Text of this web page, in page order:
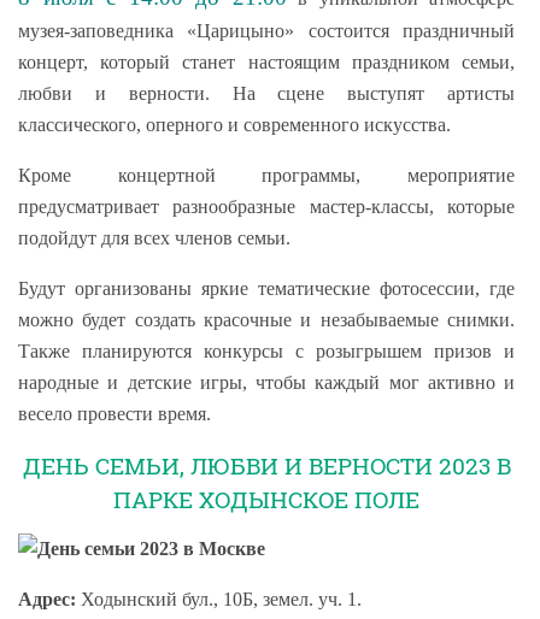
музея-заповедника «Царицыно» состоится праздничный
концерт, который станет настоящим праздником семьи,
любви и верности. На сцене выступят артисты
классического, оперного и современного искусства.
Кроме концертной программы, мероприятие
предусматривает разнообразные мастер-классы, которые
подойдут для всех членов семьи.
Будут организованы яркие тематические фотосессии, где
можно будет создать красочные и незабываемые снимки.
Также планируются конкурсы с розыгрышем призов и
народные и детские игры, чтобы каждый мог активно и
весело провести время.
ДЕНЬ СЕМЬИ, ЛЮБВИ И ВЕРНОСТИ 2023 В
ПАРКЕ ХОДЫНСКОЕ ПОЛЕ
Адрес: Ходынский бул., 10Б, земел. уч. 1.